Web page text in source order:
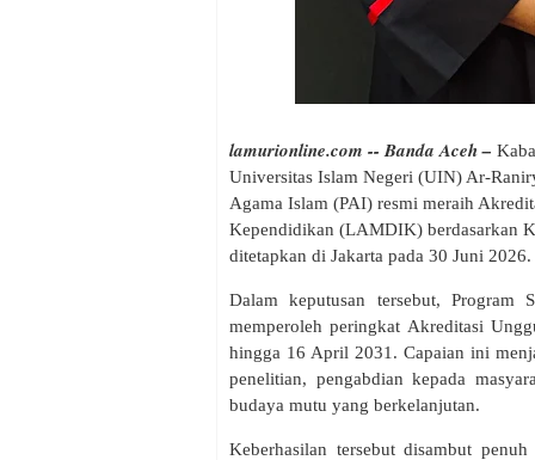
lamurionline.com -- Banda Aceh –
Universitas Islam Negeri (UIN) Ar-
Agama Islam (PAI) resmi meraih
Kependidikan (LAMDIK) berdasarkan
ditetapkan di Jakarta pada 30 Juni 2026.
Dalam keputusan tersebut,
memperoleh peringkat Akreditasi
hingga 16 April 2031. Capaian ini
penelitian, pengabdian kepada
budaya mutu yang berkelanjutan.
Keberhasilan tersebut disambut